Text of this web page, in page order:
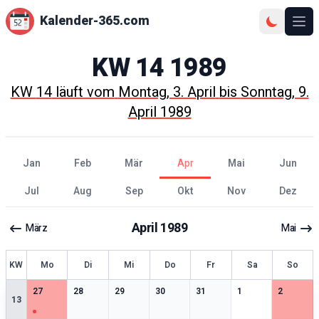
Kalender-365.com
KW14 1989
KW14läuft vomMontag, 3. AprilbisSonntag, 9.
April 1989
Jan Feb Mär Apr Mai
Jun
Jul
Aug Sep Okt Nov Dez
März April1989 Mai
KW Mo Di Mi Do Fr Sa So
13
27
1særlige datoer
28
0særlige datoer
29
0særlige datoer
30
0særlige datoer
31
0særlige datoer
10 særlige datoer
2
0særlige